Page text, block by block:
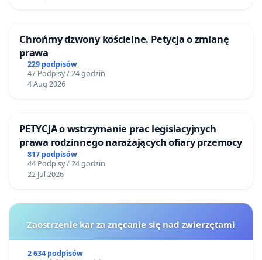
Chrońmy dzwony kościelne. Petycja o zmianę
prawa
229 podpisów
47 Podpisy / 24 godzin
4 Aug 2026
PETYCJA o wstrzymanie prac legislacyjnych
prawa rodzinnego narażających ofiary przemocy
817 podpisów
44 Podpisy / 24 godzin
22 Jul 2026
Zaostrzenie kar za znęcanie się nad zwierzętami
2 634 podpisów